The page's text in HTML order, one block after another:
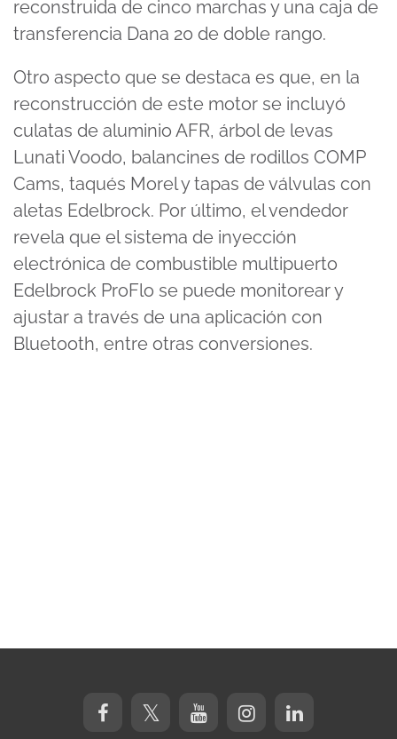
reconstruida de cinco marchas y una caja de
transferencia Dana 20 de doble rango.
Otro aspecto que se destaca es que, en la
reconstrucción de este motor se incluyó
culatas de aluminio AFR, árbol de levas
Lunati Voodo, balancines de rodillos COMP
Cams, taqués Morel y tapas de válvulas con
aletas Edelbrock. Por último, el vendedor
revela que el sistema de inyección
electrónica de combustible multipuerto
Edelbrock ProFlo se puede monitorear y
ajustar a través de una aplicación con
Bluetooth, entre otras conversiones.